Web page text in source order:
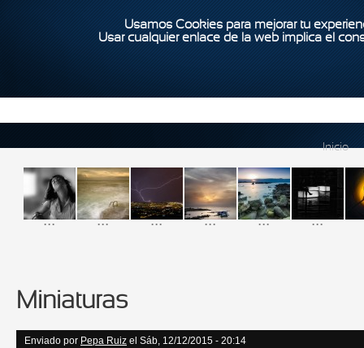
Usamos Cookies para mejorar tu
Usar cualquier enlace de la web implica el
Inicio
... ... ... ... ... ...
Miniaturas
Enviado por Pepa Ruiz el Sáb, 12/12/2015 - 20:14